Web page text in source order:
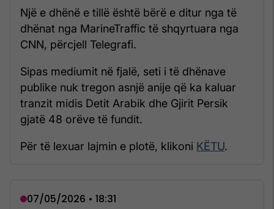
Një e dhënë e tillë është bërë e ditur nga të
dhënat nga MarineTraffic të shqyrtuara nga
CNN, përcjell Telegrafi.
Sipas mediumit në fjalë, seti i të dhënave
publike nuk tregon asnjë anije që ka kaluar
tranzit midis Detit Arabik dhe Gjirit Persik
gjatë 48 orëve të fundit.
Për të lexuar lajmin e plotë, klikoni KËTU.
07/05/2026 • 18:31